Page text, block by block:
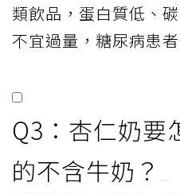
類飲品，蛋白質低、
不宜過量，糖尿病患
Q3：杏仁奶要
的不含牛奶？